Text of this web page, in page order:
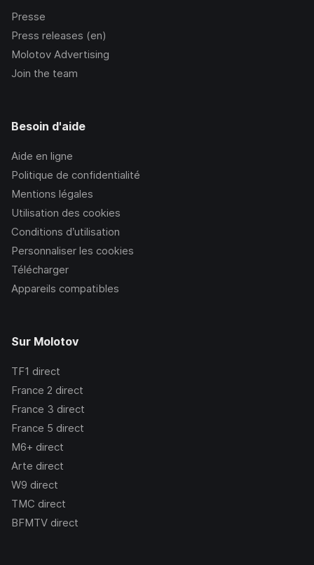
Presse
Press releases (en)
Molotov Advertising
Join the team
Besoin d'aide
Aide en ligne
Politique de confidentialité
Mentions légales
Utilisation des cookies
Conditions d’utilisation
Personnaliser les cookies
Télécharger
Appareils compatibles
Sur Molotov
TF1 direct
France 2 direct
France 3 direct
France 5 direct
M6+ direct
Arte direct
W9 direct
TMC direct
BFMTV direct